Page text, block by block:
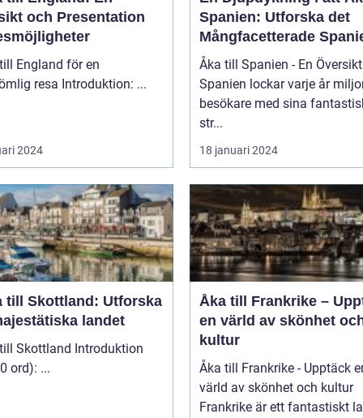
och Presentation
England för en
oförglömlig resa Introduktion: ...
2024
Spanien: Utforska det
Mångfacetterade
Åka till Spanien - En Översikt
Spanien lockar varje år
besökare med sina
str...
18 januari 2024
till Skottland: Utforska
landet
Introduktion
(ca 200 ord): ...
Åka till Frankrike –
en värld av skönhet
kultur
Åka till Frankrike - Upptäck
värld av skönhet och kultur
Frankrike är ett fantastiskt